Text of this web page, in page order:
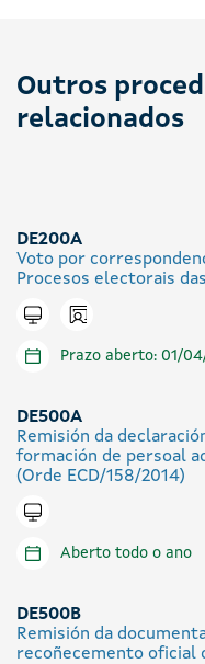
Outros
relacionados
DE200A
Voto por
Procesos electorais
Tramitar en liña
Icono presencial
Prazo aberto: 01/
DE500A
Remisión da
formación de persoal
(Orde ECD/158/2014)
Tramitar en liña
Aberto todo o ano
DE500B
Remisión da
recoñecemento oficial